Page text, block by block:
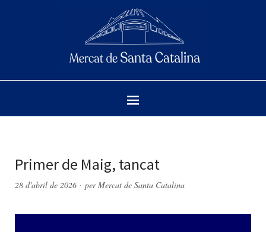
Primer de Maig, tancat
28 d'abril de 2026 perMercat de Santa Catalina